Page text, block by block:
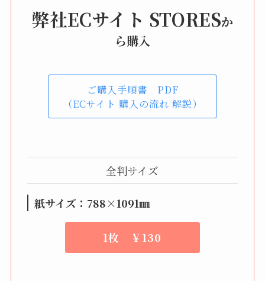
弊社ECサイト STORESか
ら購入
ご購入手順書 PDF
（ECサイト 購入の流れ 解説）
全判サイズ
紙サイズ：788×1091㎜
1枚 ￥130